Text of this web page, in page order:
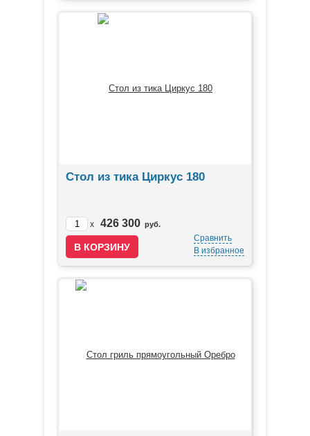
Стол из тика Циркус 180
x 426 300 руб.
Сравнить
В избранное